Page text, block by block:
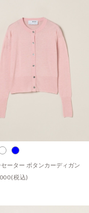
ーター ボタンカーディガン
(税込)